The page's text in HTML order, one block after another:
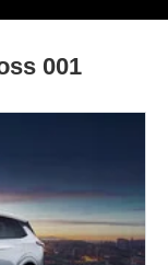
001